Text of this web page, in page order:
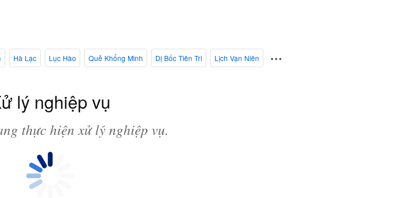
Hà Lạc Lục Hào Quẻ Khổng Minh Dị Bốc Tiên Tri
Lịch Vạn Niên
lý nghiệp vụ
thực hiện xử lý nghiệp vụ.